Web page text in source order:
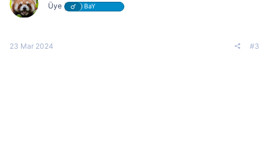
Üye BaY
23 Mar 2024 #3